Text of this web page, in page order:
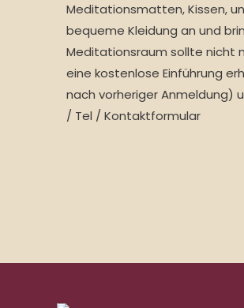
Meditationsmatten, Kissen,
bequeme Kleidung an und
Meditationsraum sollte nicht
eine kostenlose Einführung
nach vorheriger Anmeldung)
/ Tel / Kontaktformular